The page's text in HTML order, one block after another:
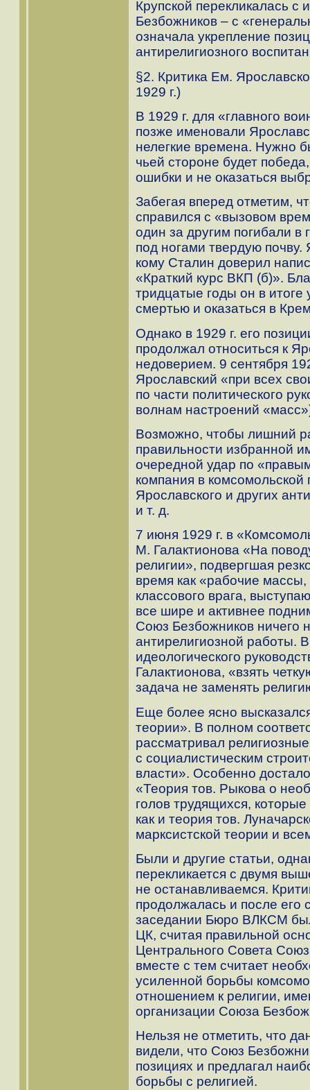
Крупской перекликалась с
Безбожников – с
означала укрепление
антирелигиозного
§2. Критика Ем.
1929 г.)
В 1929 г. для «главного
позже именовали
нелегкие времена. Нужно
чьей стороне будет
ошибки и не оказаться
Забегая вперед отметим,
справился с «вызовом
один за другим погибали в
под ногами твердую
кому Сталин доверил
«Краткий курс ВКП (б)».
тридцатые годы он в итоге
смертью и оказаться в
Однако в 1929 г. его
продолжал относиться к
недоверием. 9 сентября
Ярославский «при всех
по части политического
волнам настроений
Возможно, чтобы лишний
правильности избранной
очередной удар по
компания в
Ярославского и других
и т. д.
7 июня 1929 г. в
М. Галактионова «На
религии», подвергшая
время как «рабочие
классового врага,
все шире и активнее
Союз Безбожников ничего
антирелигиозной работы.
идеологического
Галактионова, «взять
задача не заменять
Еще более ясно
теории». В полном
рассматривал
с социалистическим
власти». Особенно
«Теория тов. Рыкова о
голов трудящихся,
как и теория тов.
марксистской теории и
Были и другие статьи,
перекликается с двумя
не останавливаемся.
продолжалась и после его
заседании Бюро ВЛКСМ
ЦК, считая правильной
Центрального Совета
вместе с тем считает
усиленной борьбы
отношением к религии,
организации Союза
Нельзя не отметить, что
видели, что Союз
позициях и предлагал
борьбы с религией.